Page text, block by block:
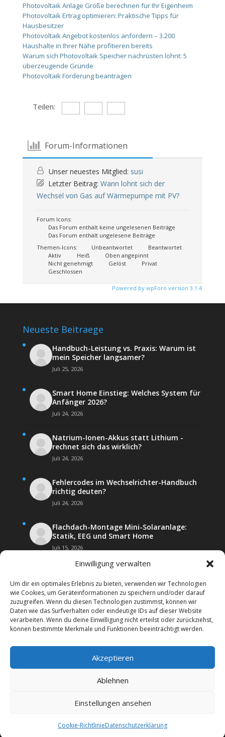
Einwilligung verwalten
Um dir ein optimales Erlebnis zu bieten, verwenden wir Technologien
wie Cookies, um Geräteinformationen zu speichern und/oder darauf
zuzugreifen. Wenn du diesen Technologien zustimmst, können wir
Daten wie das Surfverhalten oder eindeutige IDs auf dieser Website
verarbeiten. Wenn du deine Einwilligung nicht erteilst oder zurückziehst,
können bestimmte Merkmale und Funktionen beeinträchtigt werden.
Akzeptieren
Ablehnen
Einstellungen ansehen
Cookie-RichtlinieDatenschutz­erklärung
Photovoltaik Anlage Größe berechnen für Ihr Eigenheim
Photovoltaik Ertrag optimieren: Praktische Tipps für
Hausbesitzer
Photovoltaik Angebot kostenlos anfordern – 3.200
Haushalte in Ihrer Nähe profitieren bereits
Warum sich Photovoltaik Speicher nachrüsten lohnt: 5
überzeugende Gründe
Photovoltaik Förderung beantragen
Teilen:
Forum-Informationen
Unser neuestes Mitglied: susi
Letzter Beitrag: Wann lohnt sich der
Wechsel von Gas auf Wärmepumpe mit PV?
Forum Icons:
Das Forum enthält keine ungelesenen Beiträge
Das Forum enthält ungelesene Beiträge
Themen-Icons:
Unbeantwortet
Beantwortet
Aktiv
Heiß
Oben angepinnt
Nicht genehmigt
Gelöst
Privat
Geschlossen
Powered by wpForo version 3.1.4
Neueste Beitraege
Handbuch-Leistung vs. Praxis: Warum ist
mein Speicher langsamer?
Juli 25, 2026
Smart Home Einstieg: Welches System für
Anfänger 2026?
Juli 24, 2026
Natrium-Ionen-Akkus statt Lithium -
rechnet sich das wirklich?
Juli 24, 2026
Fehlercodes im Wechselrichter-Handbuch
richtig deuten?
Juli 24, 2026
Flachdach-Montage Mini-Solaranlage:
Statik, EEG und Smart Home
Juli 15, 2026
Kontakt
Impressum
Datenschutz­erklärung
Forenregeln
Copyright 2026 | Web24 Consulting AVO UG | Alle
Rechte vorbehalten *Werbehinweis: Das Forum
Werbepartnern. Wenn Sie bei diesen etwas bestellen,
Dienstleister.